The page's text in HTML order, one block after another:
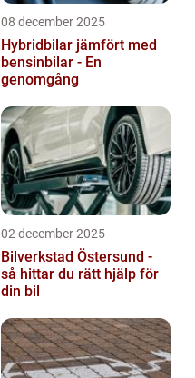
08 december 2025
Hybridbilar jämfört med
bensinbilar - En
genomgång
02 december 2025
Bilverkstad Östersund -
så hittar du rätt hjälp för
din bil